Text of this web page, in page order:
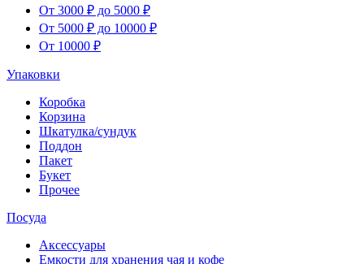
От 3000 ₽ до 5000 ₽
От 5000 ₽ до 10000 ₽
От 10000 ₽
Упаковки
Коробка
Корзина
Шкатулка/сундук
Поддон
Пакет
Букет
Прочее
Посуда
Аксессуары
Емкости для хранения чая и кофе